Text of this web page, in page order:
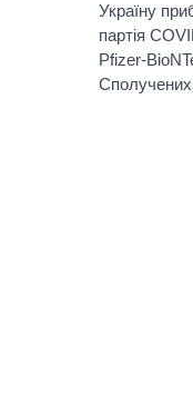
ДАЙДЖЕСТИ
ВЕРХОВНА
КАБІНЕТ
ГОЛОВИ
Україну
партія
Pfizer-